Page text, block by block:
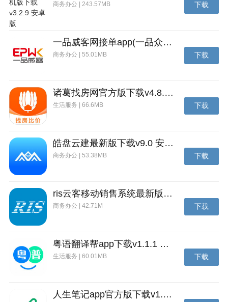
艺图语app介绍
专业原创图片作品欣赏平台，提供原尺寸图片网盘下
载，所有图片提供4K超高清美图在线欣赏，作品风格包
括古风、武侠、唯美、帅哥、禅意、美女、写真等。
商务办公 | 243.57MB 下载
一品威客网接单app(一品众包)下载v2.7.1 安卓最新版
商务办公 | 55.01MB 下载
诸葛找房网官方版下载v4.8.1.1 安卓最新版
生活服务 | 66.6MB 下载
皓盘云建最新版下载v9.0 安卓版
商务办公 | 53.38MB 下载
ris云客移动销售系统最新版下载v1.1.25 安卓手机版
商务办公 | 42.71M 下载
粤语翻译帮app下载v1.1.1 安卓版
生活服务 | 60.01MB 下载
人生笔记app官方版下载v1.19.4 安卓版